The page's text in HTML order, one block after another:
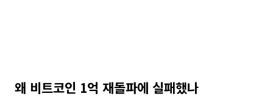
왜 비트코인 1억 재돌파에 실패했나